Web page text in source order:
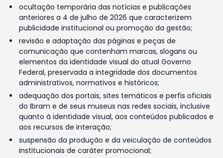
ocultação temporária das notícias e publicações
anteriores a 4 de julho de 2026 que caracterizem
publicidade institucional ou promoção da gestão;
revisão e adaptação das páginas e peças de
comunicação que contenham marcas, slogans ou
elementos da identidade visual do atual Governo
Federal, preservada a integridade dos documentos
administrativos, normativos e históricos;
adequação dos portais, sites temáticos e perfis oficiais
do Ibram e de seus museus nas redes sociais, inclusive
quanto à identidade visual, aos conteúdos publicados e
aos recursos de interação;
suspensão da produção e da veiculação de conteúdos
institucionais de caráter promocional;